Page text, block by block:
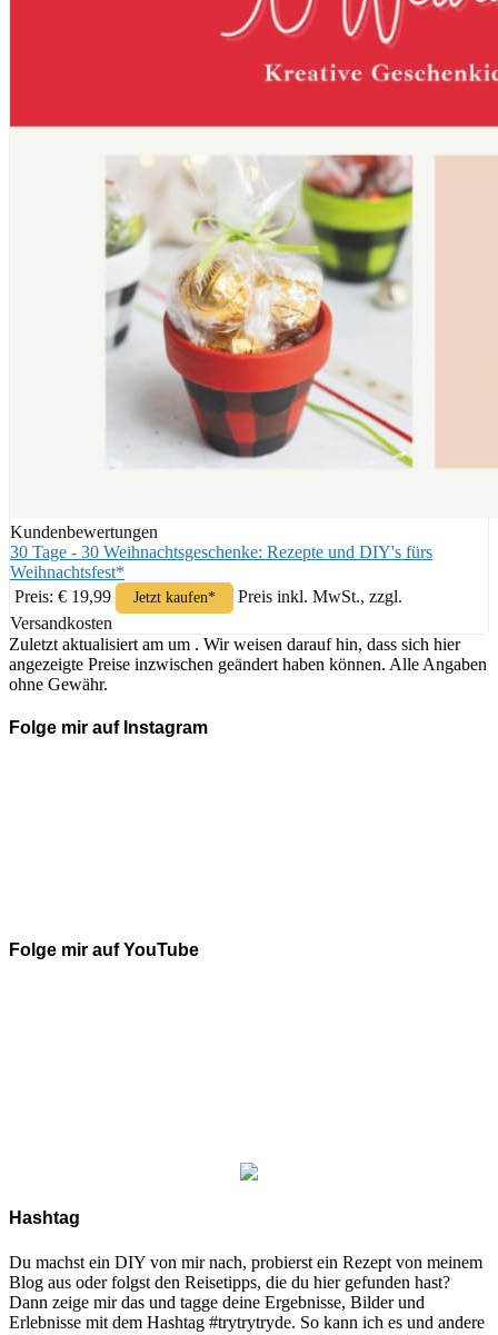
Kundenbewertungen
30 Tage - 30 Weihnachtsgeschenke: Rezepte und DIY's fürs
Weihnachtsfest*
Preis: € 19,99
Jetzt kaufen*
Preis inkl. MwSt., zzgl.
Versandkosten
Zuletzt aktualisiert am um . Wir weisen darauf hin, dass sich hier
angezeigte Preise inzwischen geändert haben können. Alle Angaben
ohne Gewähr.
Folge mir auf Instagram
Folge mir auf YouTube
Hashtag
Du machst ein DIY von mir nach, probierst ein Rezept von meinem
Blog aus oder folgst den Reisetipps, die du hier gefunden hast?
Dann zeige mir das und tagge deine Ergebnisse, Bilder und
Erlebnisse mit dem Hashtag #trytrytryde. So kann ich es und andere